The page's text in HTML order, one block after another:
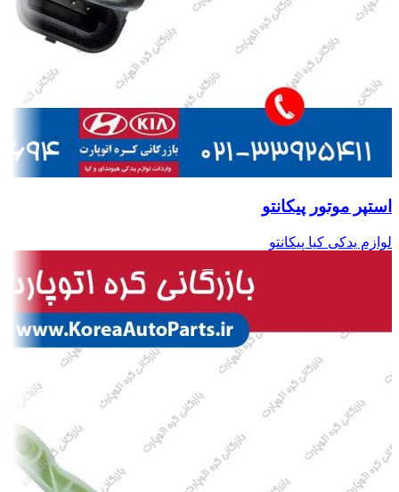
استپر موتور پیکانتو
لوازم یدکی کیا پیکانتو